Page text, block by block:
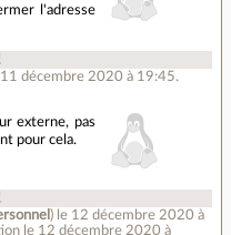
l'adresse
11 décembre 2020 à 19:45.
externe, pas
pour cela.
) le 12 décembre 2020 à
le 12 décembre 2020 à